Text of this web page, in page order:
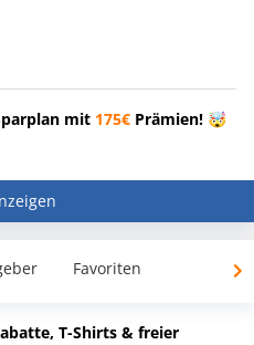
mit 175€ Prämien! 🤯
Favoriten
T-Shirts & freier